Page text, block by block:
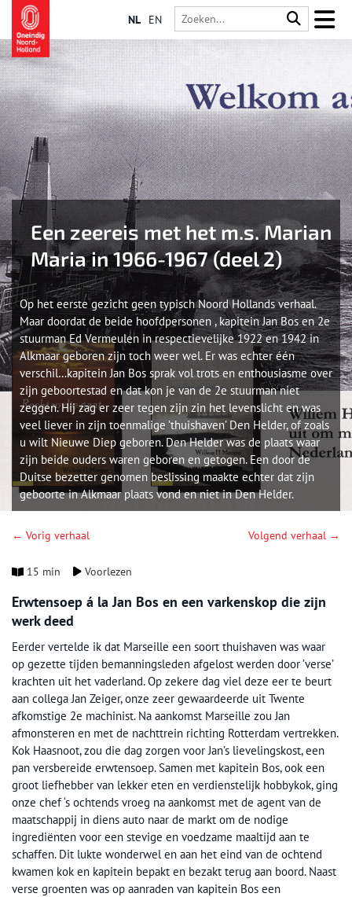
NL EN
Een zeereis met het m.s. Marian
Maria in 1966-1967 (deel 2)
Op het eerste gezicht geen typisch Noord Hollands verhaal.
Maar doordat de beide hoofdpersonen , kapitein Jan Bos en 2e
stuurman Ed Vermeulen in respectievelijke 1922 en 1942 in
Alkmaar geboren zijn toch weer wel. Er was echter één
verschil…kapitein Jan Bos sprak vol trots en enthousiasme over
zijn geboortestad en dat kon je van de 2e stuurman niet
zeggen. Hij zag er zeer tegen zijn zin het levenslicht en was
veel liever in zijn toenmalige ’thuishaven’ Den Helder, of zoals
u wilt Nieuwe Diep geboren. Den Helder was de plaats waar
zijn beide ouders waren geboren en getogen. Een door de
Duitse bezetter genomen beslissing maakte echter dat zijn
geboorte in Alkmaar plaats vond en niet in Den Helder.
← Vorig verhaal Volgend verhaal →
15 min Voorlezen
Erwtensoep á la Jan Bos en een varkenskop die zijn
werk deed
Eerder vertelde ik dat Marseille een soort thuishaven was waar
op gezette tijden bemanningsleden afgelost werden door ’verse’
krachten uit het vaderland. Op zekere dag viel deze eer te beurt
aan collega Jan Zeiger, onze zeer gewaardeerde uit Twente
afkomstige 2e machinist. Na aankomst Marseille zou Jan
afmonsteren en met de nachttrein richting Rotterdam vertrekken.
Kok Haasnoot, zou die dag zorgen voor Jan’s lievelingskost, een
pan versbereide erwtensoep. Samen met kapitein Bos, ook een
groot liefhebber van lekker eten en verdienstelijk hobbykok, ging
onze chef ‘s ochtends vroeg na aankomst met de agent van de
maatschappij in diens auto naar de markt om de nodige
ingrediënten voor een stevige en voedzame maaltijd aan te
schaffen. Dit lukte wonderwel en aan het eind van de ochtend
kwamen kok en kapitein bepakt en bezakt terug aan boord. Naast
verse groenten was op aanraden van kapitein Bos een